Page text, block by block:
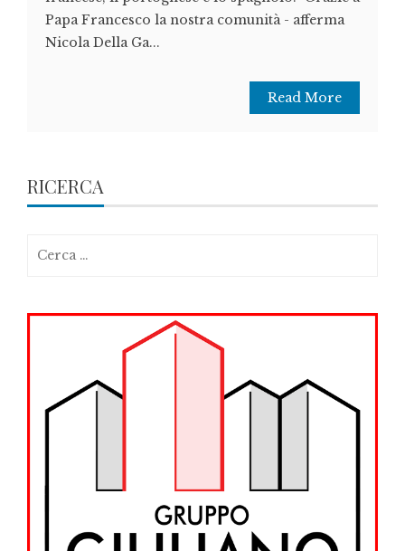
Papa Francesco la nostra comunità - afferma
Nicola Della Ga...
Read More
RICERCA